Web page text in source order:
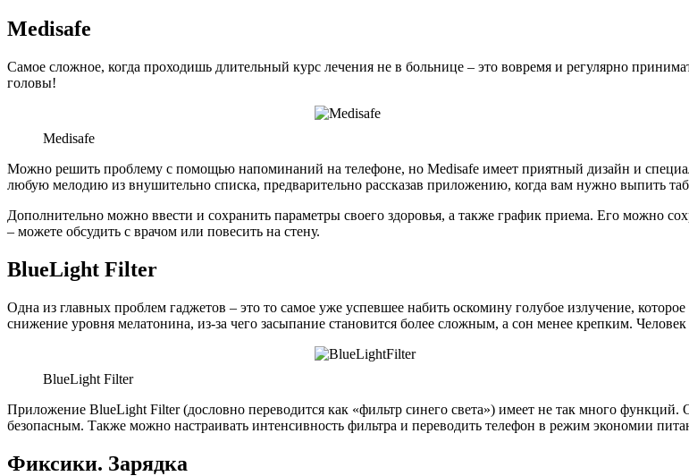
Medisafe
Самое сложное, когда проходишь длительный курс лечения не в больнице – это вовремя и регулярно
головы!
Medisafe
Можно решить проблему с помощью напоминаний на телефоне, но Medisafe имеет приятный дизайн и
любую мелодию из внушительно списка, предварительно рассказав приложению, когда вам нужно выпить
Дополнительно можно ввести и сохранить параметры своего здоровья, а также график приема. Его можно
– можете обсудить с врачом или повесить на стену.
BlueLight Filter
Одна из главных проблем гаджетов – это то самое уже успевшее набить оскомину голубое излучение,
снижение уровня мелатонина, из-за чего засыпание становится более сложным, а сон менее крепким.
BlueLight Filter
Приложение BlueLight Filter (дословно переводится как «фильтр синего света») имеет не так много функций.
безопасным. Также можно настраивать интенсивность фильтра и переводить телефон в режим экономии
Фиксики. Зарядка